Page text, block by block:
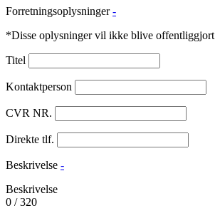
Forretningsoplysninger -
*Disse oplysninger vil ikke blive offentliggjort
Titel
Kontaktperson
CVR NR.
Direkte tlf.
Beskrivelse -
Beskrivelse
0 /320